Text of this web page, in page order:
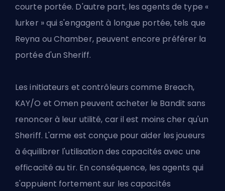
courte portée. D'autre part, les agents de type «
lurker » qui s'engagent à longue portée, tels que
Reyna ou Chamber, peuvent encore préférer la
portée d'un Sheriff.
Les initiateurs et contrôleurs comme Breach,
KAY/O et Omen peuvent acheter le Bandit sans
renoncer à leur utilité, car il est moins cher qu'un
Sheriff. L'arme est conçue pour aider les joueurs
à équilibrer l'utilisation des capacités avec une
efficacité au tir. En conséquence, les agents qui
s'appuient fortement sur les capacités